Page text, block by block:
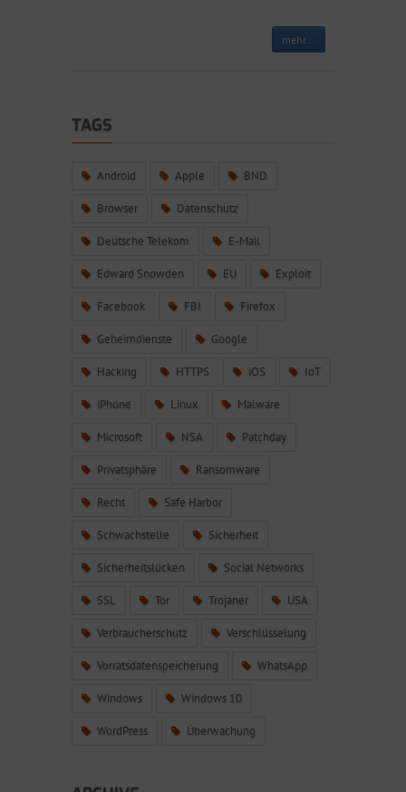
mehr...
TAGS
Android Apple BND
Browser Datenschutz
Deutsche Telekom E-Mail
Edward Snowden EU Exploit
Facebook FBI Firefox
Geheimdienste Google
Hacking HTTPS iOS IoT
iPhone Linux Malware
Microsoft NSA Patchday
Privatsphäre Ransomware
Recht Safe Harbor
Schwachstelle Sicherheit
Sicherheitslücken Social Networks
SSL Tor Trojaner USA
Verbraucherschutz Verschlüsselung
Vorratsdatenspeicherung WhatsApp
Windows Windows 10
WordPress Überwachung